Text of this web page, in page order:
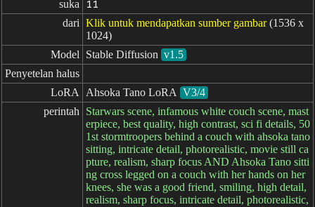
suka 11
dari Klik untuk mendapatkan sumber gambar (1536 x
1024)
Model
Stable Diffusion v1.5
Penyetelan halus
LoRA
Ahsoka Tano LoRA V3/4
perintah
Starwars scene, infamous white couch scene, mast
erpiece, best quality, high contrast, sci fi details, 50
1st stormtroopers behind a couch with ahsoka tano
sitting, intricate detail, photorealistic, movie still ca
pture, realism, sharp focus AND Ahsoka Tano sitti
ng cross legged on a couch with her hands on her
knees, she was a good friend, smiling, high detail,
realism, sharp focus, intricate detail, photorealistic,